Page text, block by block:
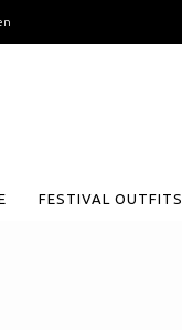
FESTIVAL OUTFITS